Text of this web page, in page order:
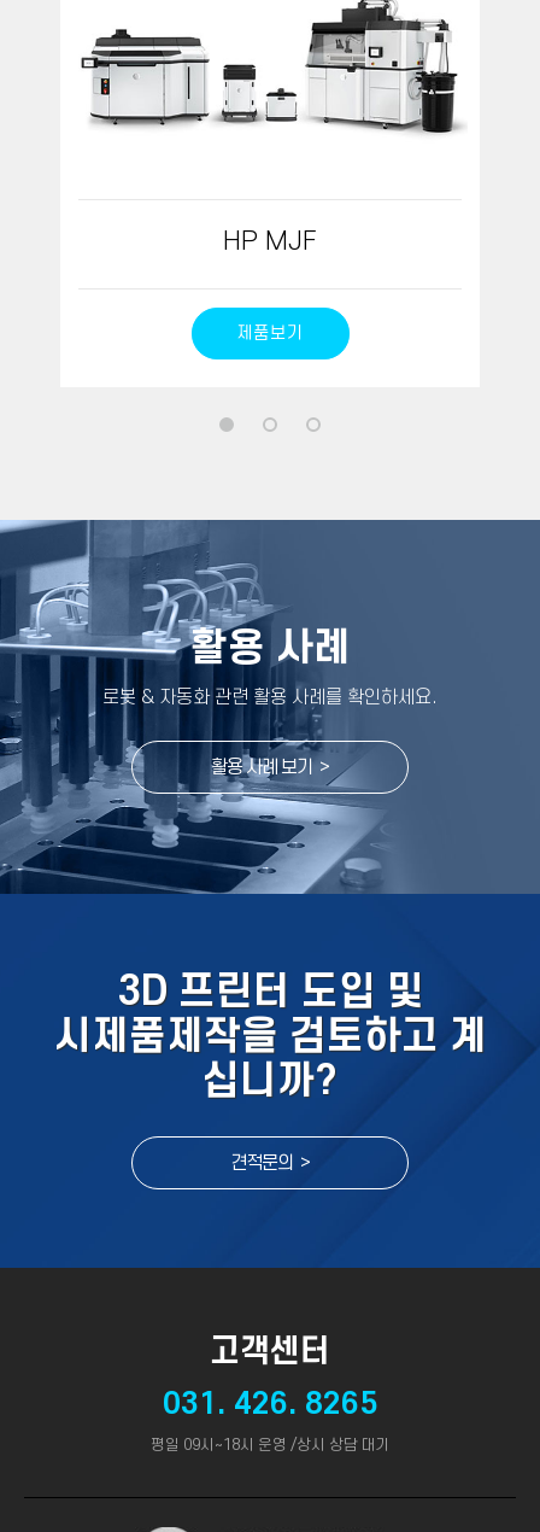
HP MJF
제품보기
활용 사례
로봇 & 자동화 관련 활용 사례를 확인하세요.
활용 사례 보기 >
3D 프린터 도입 및
시제품제작을 검토하고 계
십니까?
견적문의 >
고객센터
031. 426. 8265
평일 09시~18시 운영 /상시 상담 대기